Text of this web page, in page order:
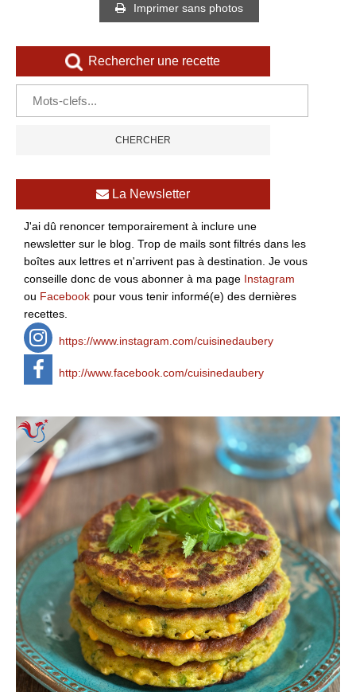
Imprimer sans photos
Rechercher une recette
La Newsletter
J'ai dû renoncer temporairement à inclure une
newsletter sur le blog. Trop de mails sont filtrés dans les
boîtes aux lettres et n'arrivent pas à destination. Je vous
conseille donc de vous abonner à ma page Instagram
ou Facebook pour vous tenir informé(e) des dernières
recettes.
https://www.instagram.com/cuisinedaubery
http://www.facebook.com/cuisinedaubery